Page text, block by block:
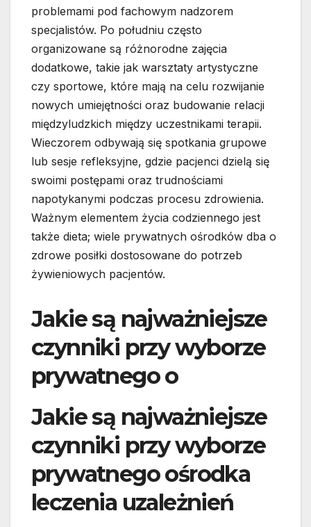
problemami pod fachowym nadzorem
specjalistów. Po południu często
organizowane są różnorodne zajęcia
dodatkowe, takie jak warsztaty artystyczne
czy sportowe, które mają na celu rozwijanie
nowych umiejętności oraz budowanie relacji
międzyludzkich między uczestnikami terapii.
Wieczorem odbywają się spotkania grupowe
lub sesje refleksyjne, gdzie pacjenci dzielą się
swoimi postępami oraz trudnościami
napotykanymi podczas procesu zdrowienia.
Ważnym elementem życia codziennego jest
także dieta; wiele prywatnych ośrodków dba o
zdrowe posiłki dostosowane do potrzeb
żywieniowych pacjentów.
Jakie są najważniejsze
czynniki przy wyborze
prywatnego o
Jakie są najważniejsze
czynniki przy wyborze
prywatnego ośrodka
leczenia uzależnień